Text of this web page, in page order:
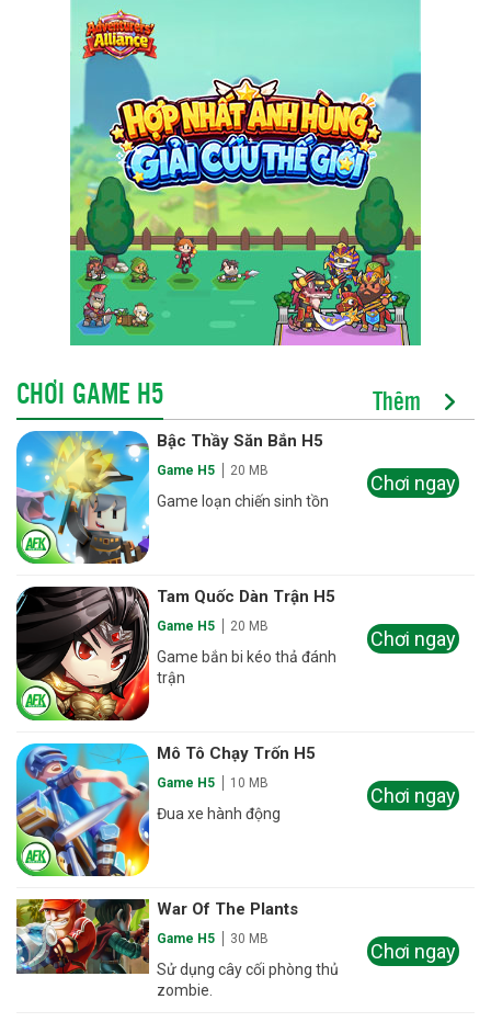
CHƠI GAME H5 Thêm
Bậc Thầy Săn Bắn H5
Game H5 20 MB
Game loạn chiến sinh tồn
Chơi ngay
Tam Quốc Dàn Trận H5
Game H5 20 MB
Game bắn bi kéo thả đánh
trận
Chơi ngay
Mô Tô Chạy Trốn H5
Game H5 10 MB
Đua xe hành động
Chơi ngay
War Of The Plants
Game H5 30 MB
Sử dụng cây cối phòng thủ
zombie.
Chơi ngay